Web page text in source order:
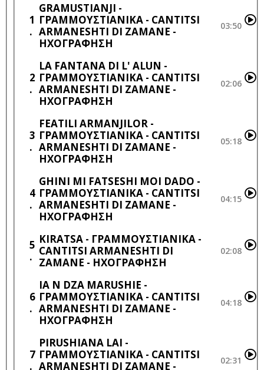
1
GRAMUSTIANJI -
ΓΡΑΜΜΟΥΣΤΙΑΝΙΚΑ - CANTITSI
ARMANESHTI DI ZAMANE -
ΗΧΟΓΡΆΦΗΣΗ
03:50
2
LA FANTANA DI L' ALUN -
ΓΡΑΜΜΟΥΣΤΙΑΝΙΚΑ - CANTITSI
ARMANESHTI DI ZAMANE -
ΗΧΟΓΡΆΦΗΣΗ
02:06
3
FEATILI ARMANJILOR -
ΓΡΑΜΜΟΥΣΤΙΑΝΙΚΑ - CANTITSI
ARMANESHTI DI ZAMANE -
ΗΧΟΓΡΆΦΗΣΗ
05:18
4
GHINI MI FATSESHI MOI DADO -
ΓΡΑΜΜΟΥΣΤΙΑΝΙΚΑ - CANTITSI
ARMANESHTI DI ZAMANE -
ΗΧΟΓΡΆΦΗΣΗ
04:15
5 KIRATSA - ΓΡΑΜΜΟΥΣΤΙΑΝΙΚΑ -
CANTITSI ARMANESHTI DI
ZAMANE - ΗΧΟΓΡΆΦΗΣΗ
02:08
6
IA N DZA MARUSHIE -
ΓΡΑΜΜΟΥΣΤΙΑΝΙΚΑ - CANTITSI
ARMANESHTI DI ZAMANE -
ΗΧΟΓΡΆΦΗΣΗ
04:18
7
PIRUSHIANA LAI -
ΓΡΑΜΜΟΥΣΤΙΑΝΙΚΑ - CANTITSI
ARMANESHTI DI ZAMANE -
02:31